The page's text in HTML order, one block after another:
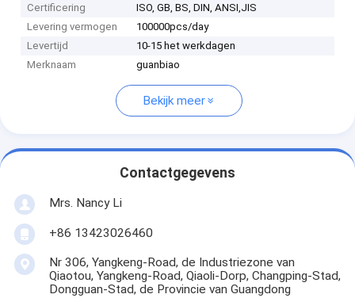
Certificering
ISO, GB, BS, DIN, ANSI,JIS
Levering vermogen
100000pcs/day
Levertijd
10-15 het werkdagen
Merknaam
guanbiao
Bekijk meer
Contactgegevens
Mrs. Nancy Li
+86 13423026460
Nr 306, Yangkeng-Road, de Industriezone van
Qiaotou, Yangkeng-Road, Qiaoli-Dorp, Changping-Stad,
Dongguan-Stad, de Provincie van Guangdong